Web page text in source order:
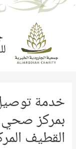
خدمة
بمركز صحي
القطيف